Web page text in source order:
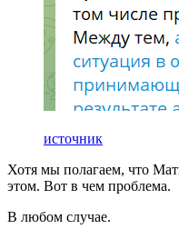
источник
Хотя мы полагаем, что
этом. Вот в чем проблема.
В любом случае.